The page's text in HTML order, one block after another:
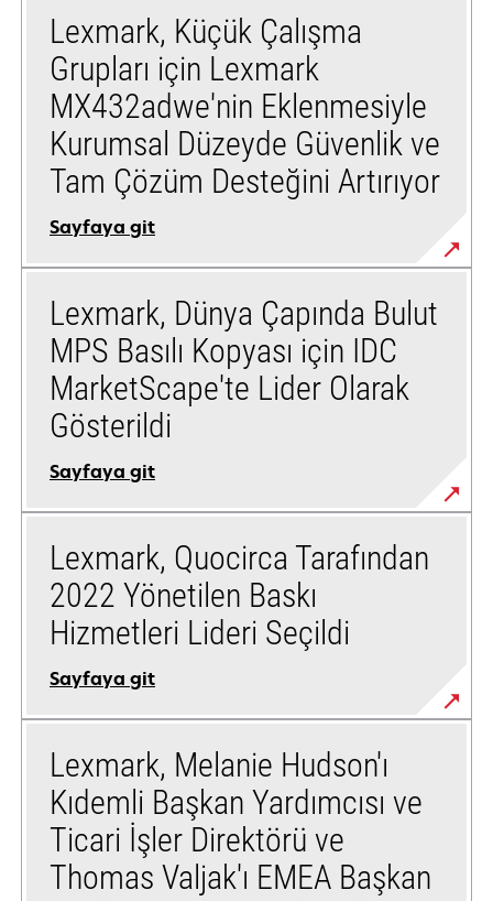
Lexmark, Küçük Çalışma
Grupları için Lexmark
MX432adwe'nin Eklenmesiyle
Kurumsal Düzeyde Güvenlik ve
Tam Çözüm Desteğini Artırıyor
Sayfaya git
Lexmark, Dünya Çapında Bulut
MPS Basılı Kopyası için IDC
MarketScape'te Lider Olarak
Gösterildi
Sayfaya git
Lexmark, Quocirca Tarafından
2022 Yönetilen Baskı
Hizmetleri Lideri Seçildi
Sayfaya git
Lexmark, Melanie Hudson'ı
Kıdemli Başkan Yardımcısı ve
Ticari İşler Direktörü ve
Thomas Valjak'ı EMEA Başkan